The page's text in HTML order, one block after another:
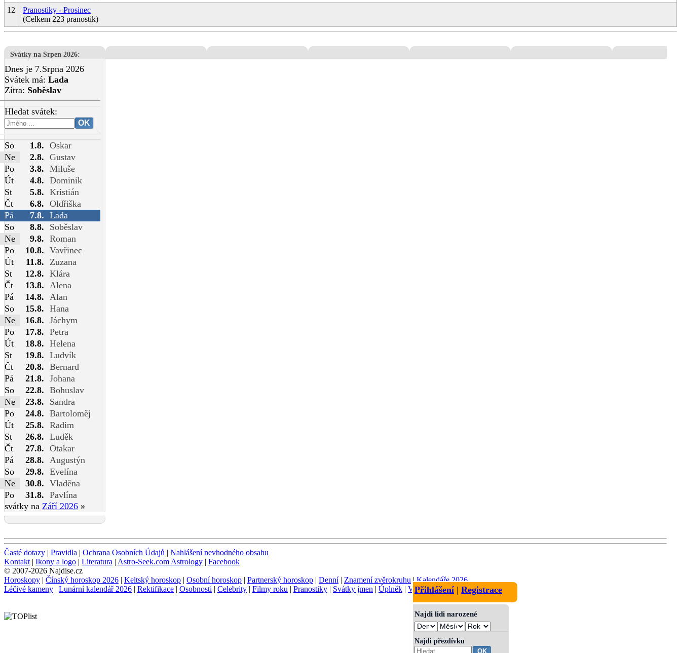
12
Pranostiky - Prosinec
(Celkem 223 pranostik)
Svátky na Srpen 2026:
Dnes je 7.Srpna 2026
Svátek má: Lada
Zítra: Soběslav
Hledat svátek:
So 1.8. Oskar
Ne
2.8. Gustav
Po
3.8. Miluše
Út
4.8. Dominik
St
5.8. Kristián
Čt
6.8. Oldřiška
Pá
7.8. Lada
So
8.8.
Soběslav
Ne
9.8. Roman
Po
10.8. Vavřinec
Út
11.8.
Zuzana
St
12.8. Klára
Čt
13.8.
Alena
Pá
14.8.
Alan
So
15.8. Hana
Ne
16.8. Jáchym
Po
17.8. Petra
Út
18.8. Helena
St
19.8. Ludvík
Čt
20.8. Bernard
Pá
21.8. Johana
So
22.8. Bohuslav
Ne
23.8.
Sandra
Po
24.8. Bartoloměj
Út
25.8. Radim
St
26.8. Luděk
Čt
27.8. Otakar
Pá
28.8.
Augustýn
So
29.8. Evelína
Ne
30.8. Vladěna
Po
31.8. Pavlína
svátky na Září 2026 »
Přihlášení| Registrace
Najdi lidi narozené
Najdi přezdívku
Časté dotazy | Pravidla | Ochrana Osobních Údajů | Nahlášení nevhodného obsahu
Kontakt | Ikony a logo | Literatura | Astro-Seek.com Astrology | Facebook
© 2007-2026 Najdise.cz
Horoskopy | Čínský horoskop 2026 | Keltský horoskop | Osobní horoskop | Partnerský horoskop | Denní| Znamení zvěrokruhu | Kalendáře 2026
Léčivé kameny | Lunární kalendář 2026 | Rektifikace | Osobnosti | Celebrity | Filmy roku | Pranostiky | Svátky jmen | Úplněk | Význam jmen